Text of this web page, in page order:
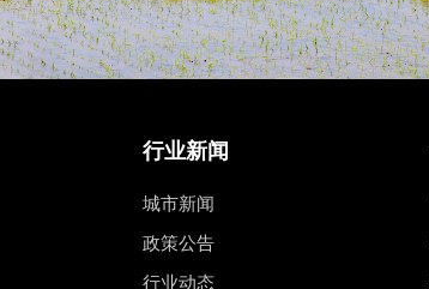
行业新闻
城市新闻
政策公告
行业动态